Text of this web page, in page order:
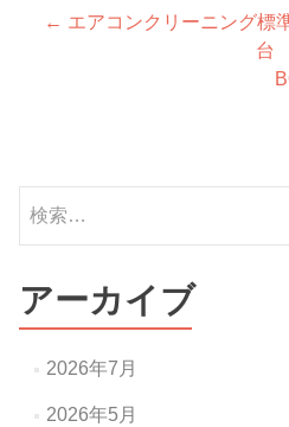
投
ゲ
ー
ョ
ン
← エアコンクリーニング標
台
索:
アーカイブ
2026年7月
2026年5月